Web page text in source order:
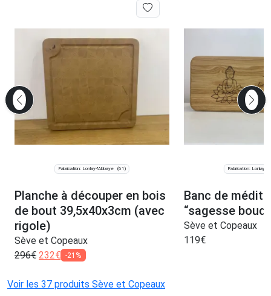
Fabrication: Lonlay-l'Abbaye (61)
Planche à découper en bois
de bout 39,5x40x3cm (avec
rigole)
Sève et Copeaux
296€ 232€ -21%
Fabrication: Lonlay-
Banc de
“sagesse
Sève et Copeaux
119€
Voir les 37 produits Sève et Copeaux